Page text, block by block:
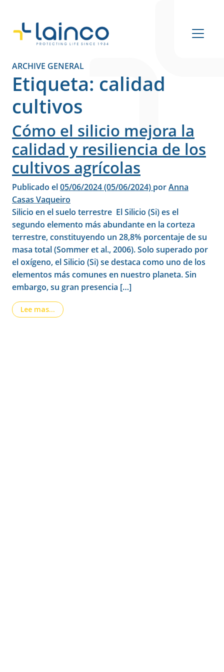
Navegación principal
ARCHIVE GENERAL
Etiqueta: calidad
cultivos
Cómo el silicio mejora la
calidad y resiliencia de los
cultivos agrícolas
Publicado el05/06/2024(05/06/2024) porAnna
Casas Vaqueiro
Silicio en el suelo terrestre El Silicio (Si) es el
segundo elemento más abundante en la corteza
terrestre, constituyendo un 28,8% porcentaje de su
masa total (Sommer et al., 2006). Solo superado por
el oxígeno, el Silicio (Si) se destaca como uno de los
elementos más comunes en nuestro planeta. Sin
embargo, su gran presencia […]
Lee mas… from Cómo el silicio mejora la calidad y